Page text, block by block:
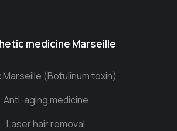
medicine Marseille
(Botulinum toxin)
Anti-aging medicine
Laser hair removal